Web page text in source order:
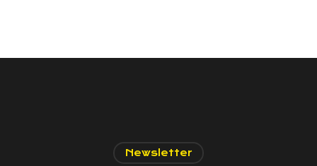
l
Newsletter